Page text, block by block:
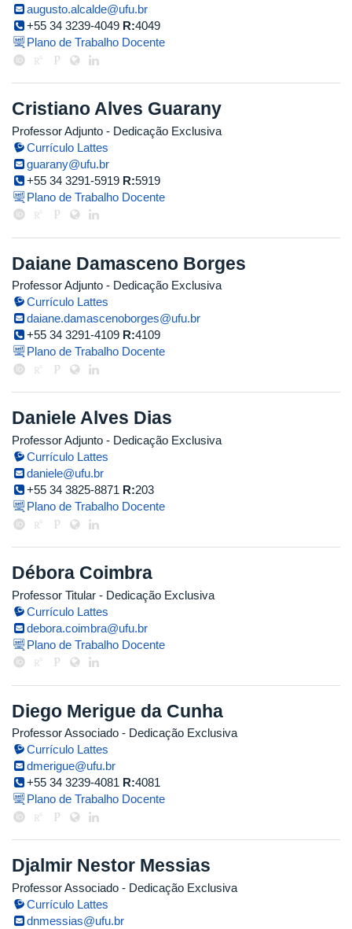
augusto.alcalde@ufu.br
+55 34 3239-4049 R:4049
Plano de Trabalho Docente
Cristiano Alves Guarany
Professor Adjunto - Dedicação Exclusiva
Currículo Lattes
guarany@ufu.br
+55 34 3291-5919 R:5919
Plano de Trabalho Docente
Daiane Damasceno Borges
Professor Adjunto - Dedicação Exclusiva
Currículo Lattes
daiane.damascenoborges@ufu.br
+55 34 3291-4109 R:4109
Plano de Trabalho Docente
Daniele Alves Dias
Professor Adjunto - Dedicação Exclusiva
Currículo Lattes
daniele@ufu.br
+55 34 3825-8871 R:203
Plano de Trabalho Docente
Débora Coimbra
Professor Titular - Dedicação Exclusiva
Currículo Lattes
debora.coimbra@ufu.br
Plano de Trabalho Docente
Diego Merigue da Cunha
Professor Associado - Dedicação Exclusiva
Currículo Lattes
dmerigue@ufu.br
+55 34 3239-4081 R:4081
Plano de Trabalho Docente
Djalmir Nestor Messias
Professor Associado - Dedicação Exclusiva
Currículo Lattes
dnmessias@ufu.br